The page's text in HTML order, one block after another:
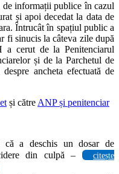
informații publice în cazul
și apoi decedat la data de
Întrucât în spațiul public a
fi sinucis la câteva zile după
a cerut de la Penitenciarul
și de la Parchetul de
ancheta efectuată de
și către ANP și penitenciar
că a deschis un dosar de
din culpă –
citește